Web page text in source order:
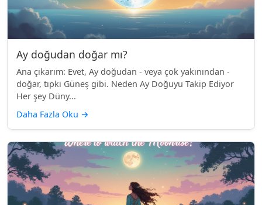
Ay doğudan doğar mı?
Ana çıkarım: Evet, Ay doğudan - veya çok yakınından -
doğar, tıpkı Güneş gibi. Neden Ay Doğuyu Takip Ediyor
Her şey Düny...
Daha Fazla Oku →